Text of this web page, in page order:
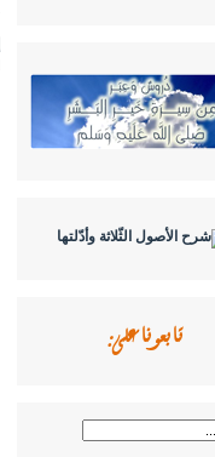
تابعونا على: